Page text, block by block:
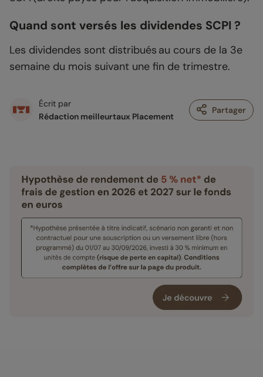
Quand sont versés les dividendes SCPI ?
Les dividendes sont distribués au cours de la 3e
semaine du mois suivant une fin de trimestre.
Écrit par
Rédaction meilleurtaux Placement
Partager